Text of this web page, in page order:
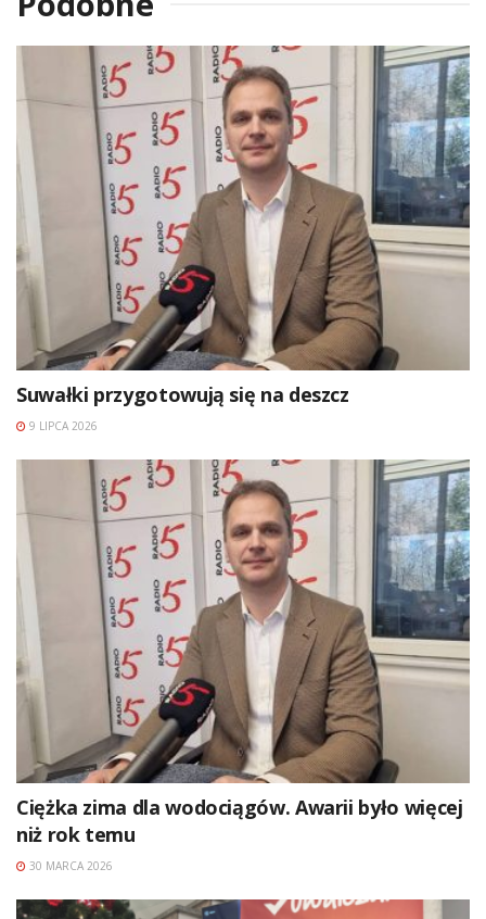
Suwałki przygotowują się na deszcz
9 LIPCA 2026
Ciężka zima dla wodociągów. Awarii było więcej
niż rok temu
30 MARCA 2026